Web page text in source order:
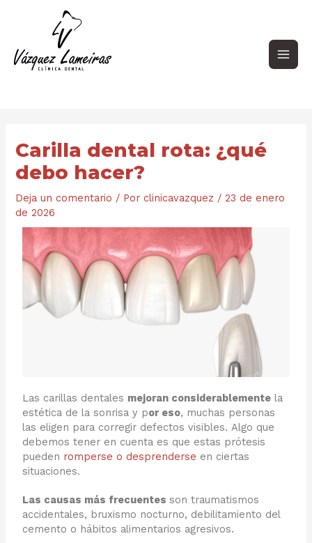
Carilla dental rota: ¿qué
debo hacer?
Deja un comentario / Porclinicavazquez /23 de enero
de 2026
Las carillas dentales mejoran considerablemente la
estética de la sonrisa y por eso, muchas personas
las eligen para corregir defectos visibles. Algo que
debemos tener en cuenta es que estas prótesis
pueden romperse o desprenderse en ciertas
situaciones.
Las causas más frecuentesson traumatismos
accidentales, bruxismo nocturno, debilitamiento del
cemento o hábitos alimentarios agresivos.